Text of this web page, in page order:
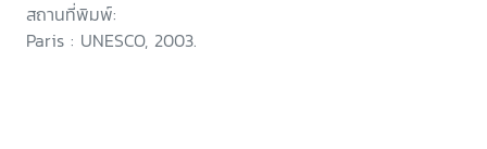
สถานที่พิมพ์:
Paris : UNESCO, 2003.